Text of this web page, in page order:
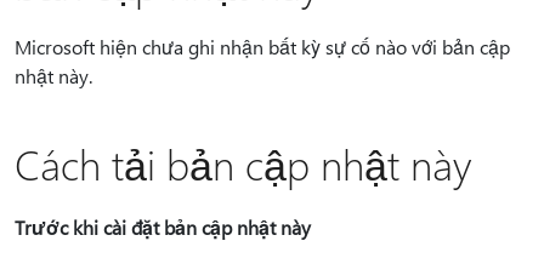
Microsoft hiện chưa ghi nhận bất kỳ sự cố nào với bản cập
nhật này.
Cách tải bản cập nhật này
Trước khi cài đặt bản cập nhật này